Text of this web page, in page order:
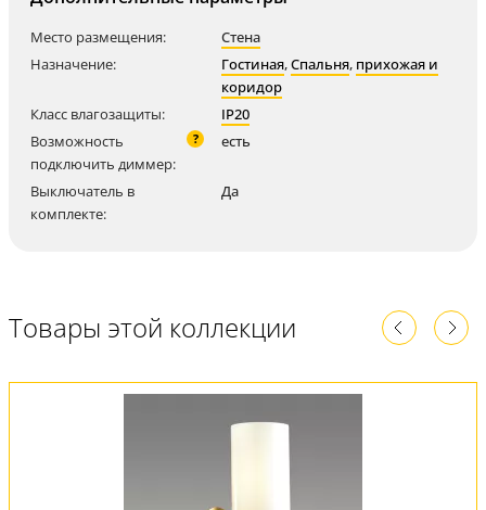
Место размещения:
Стена
Назначение:
Гостиная,Спальня, прихожая и
коридор
Класс влагозащиты:
IP20
Возможность
подключить диммер:
? есть
Выключатель в
комплекте:
Да
Товары этой коллекции